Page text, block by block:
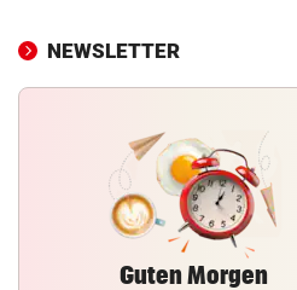
NEWSLETTER
Guten Morgen